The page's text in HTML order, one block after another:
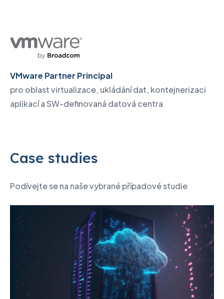
VMware Partner Principal
pro oblast virtualizace, ukládání dat, kontejnerizaci
aplikací a SW-definovaná datová centra
Case studies
Podívejte se na naše vybrané případové studie